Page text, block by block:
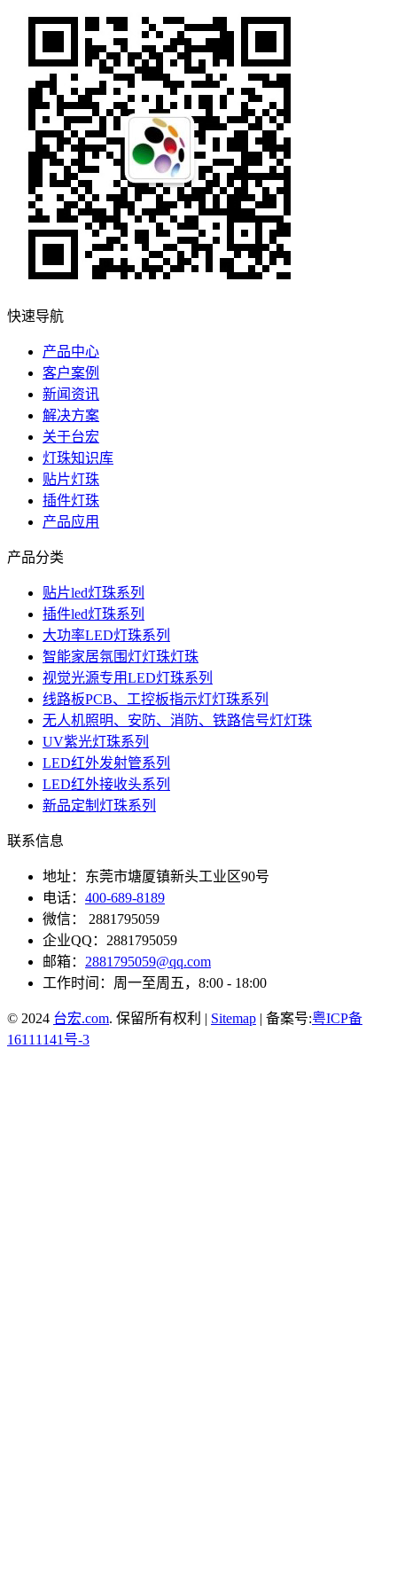
快速导航
产品中心
客户案例
新闻资讯
解决方案
关于台宏
灯珠知识库
贴片灯珠
插件灯珠
产品应用
产品分类
贴片led灯珠系列
插件led灯珠系列
大功率LED灯珠系列
智能家居氛围灯灯珠灯珠
视觉光源专用LED灯珠系列
线路板PCB、工控板指示灯灯珠系列
无人机照明、安防、消防、铁路信号灯灯珠
UV紫光灯珠系列
LED红外发射管系列
LED红外接收头系列
新品定制灯珠系列
联系信息
地址：东莞市塘厦镇新头工业区90号
电话： 400-689-8189
微信： 2881795059
企业QQ：2881795059
邮箱： 2881795059@qq.com
工作时间：周一至周五，8:00 - 18:00
© 2024 台宏.com. 保留所有权利 | Sitemap | 备案号:粤ICP备
16111141号-3